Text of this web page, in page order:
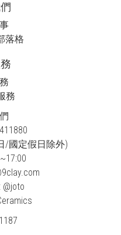
落格
務
/國定假日除外)
@joto